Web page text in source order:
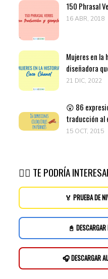
150 Phrasal
16 ABR, 2018
Mujeres en la
diseñadora
21 DIC, 2022
😲 86
traducción al
15 OCT, 2015
👉🏽 TE PODRÍA
🏅 PRUEBA DE
📓 DESCARGAR
🎧 DESCARGAR